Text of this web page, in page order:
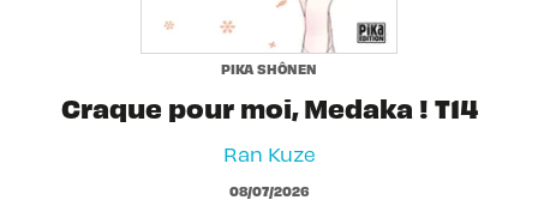
PIKA SHÔNEN
Craque pour moi, Medaka ! T14
Ran Kuze
08/07/2026